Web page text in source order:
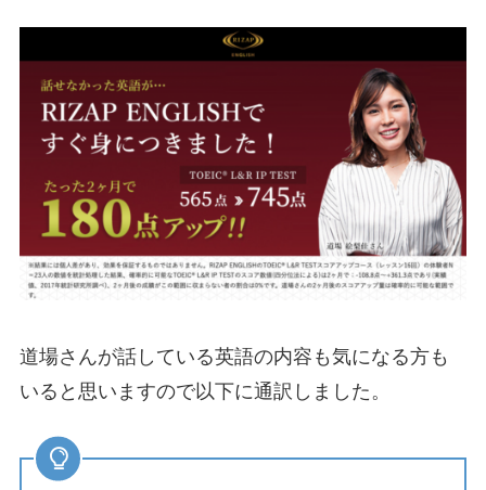
道場さんが話している英語の内容も気になる方も
いると思いますので以下に通訳しました。